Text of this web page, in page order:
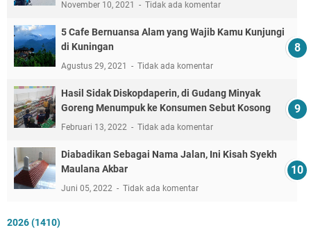
November 10, 2021 Tidak ada komentar
5 Cafe Bernuansa Alam yang Wajib Kamu Kunjungi
di Kuningan
Agustus 29, 2021 Tidak ada komentar
Hasil Sidak Diskopdaperin, di Gudang Minyak
Goreng Menumpuk ke Konsumen Sebut Kosong
Februari 13, 2022 Tidak ada komentar
Diabadikan Sebagai Nama Jalan, Ini Kisah Syekh
Maulana Akbar
Juni 05, 2022 Tidak ada komentar
2026(1410)